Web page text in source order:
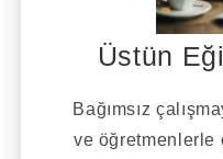
Üstün
Bağımsız
ve öğretmenlerle